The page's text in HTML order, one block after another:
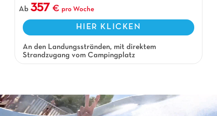
Ab 357 pro Woche
HIER KLICKEN
An den Landungsstränden, mit direktem
Strandzugang vom Campingplatz